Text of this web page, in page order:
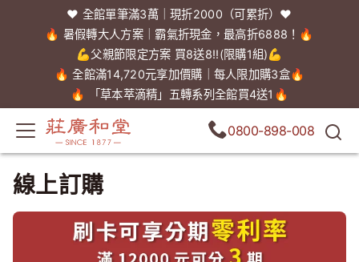
❤️ 全館單筆滿3萬｜現折2000（可累折）❤️
🔥 暑假轉大人方案｜霸氣折現金，最高折6888！🔥
💪父親節限定方案 買8送8!!(限購1組)💪
🔥 全館滿14,720元享加價購｜每人限加購3盒🔥
🔥 「草本萃滴精」五轉系列全館買4送1🔥
0800-898-008
線上訂購